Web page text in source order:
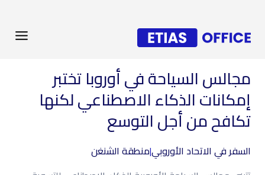
مجالس السياحة في أوروبا تختبر
إمكانات الذكاء الاصطناعي لكنها
تكافح من أجل التوسع
السفر في الاتحاد الأوروبي|منطقة الشنغن